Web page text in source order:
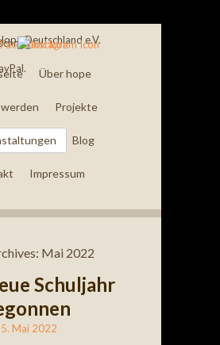
Über hope
Projekte
Blog
Impressum
Mai 2022
Schuljahr
5. Mai 2022